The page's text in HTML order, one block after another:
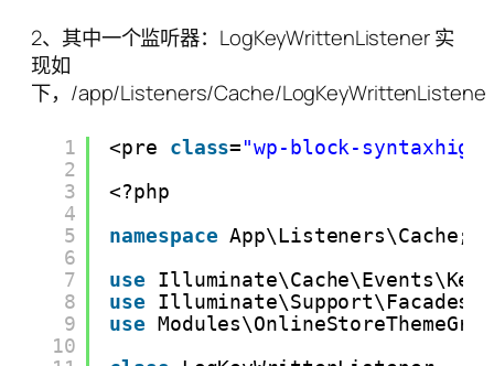
2、其中一个监听器：LogKeyWrittenListener 实
现如
下，/app/Listeners/Cache/
1
2
3
4
5
6
7
8
9
10
<pre class="wp-block-
<?php
namespace App\Listeners\Cache;
use
use
use